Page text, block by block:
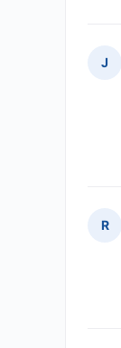
J
R